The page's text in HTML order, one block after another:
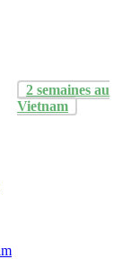
2 semaines au
Vietnam